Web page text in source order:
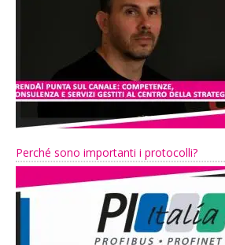
Perché sono importanti i protocolli?